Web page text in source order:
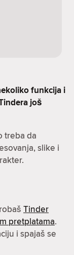
funkcija i
još
treba da
slike i
Tinder
pretplatama.
i spajaš se